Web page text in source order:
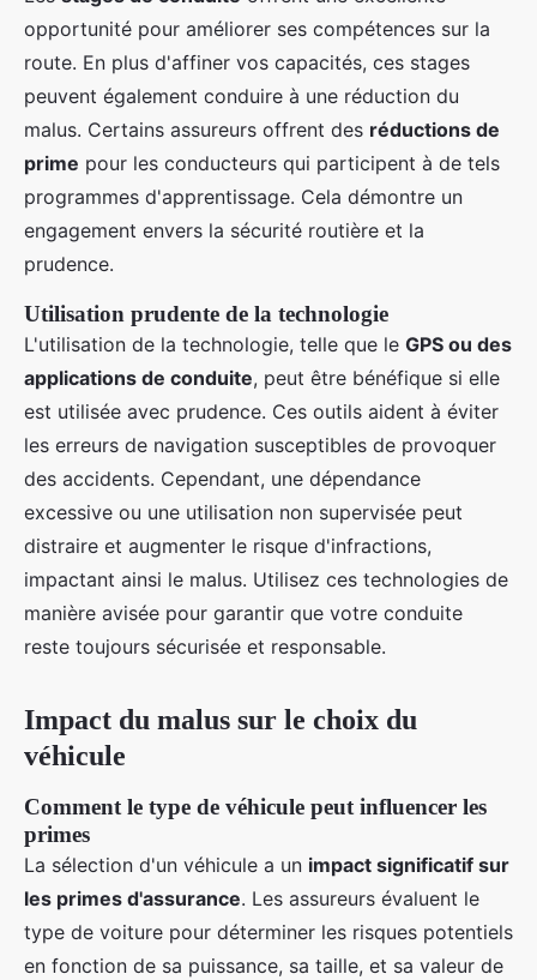
opportunité pour améliorer ses compétences sur la
route. En plus d'affiner vos capacités, ces stages
peuvent également conduire à une réduction du
malus. Certains assureurs offrent des réductions de
prime pour les conducteurs qui participent à de tels
programmes d'apprentissage. Cela démontre un
engagement envers la sécurité routière et la
prudence.
Utilisation prudente de la technologie
L'utilisation de la technologie, telle que le GPS ou des
applications de conduite, peut être bénéfique si elle
est utilisée avec prudence. Ces outils aident à éviter
les erreurs de navigation susceptibles de provoquer
des accidents. Cependant, une dépendance
excessive ou une utilisation non supervisée peut
distraire et augmenter le risque d'infractions,
impactant ainsi le malus. Utilisez ces technologies de
manière avisée pour garantir que votre conduite
reste toujours sécurisée et responsable.
Impact du malus sur le choix du
véhicule
Comment le type de véhicule peut influencer les
primes
La sélection d'un véhicule a un impact significatif sur
les primes d'assurance. Les assureurs évaluent le
type de voiture pour déterminer les risques potentiels
en fonction de sa puissance, sa taille, et sa valeur de